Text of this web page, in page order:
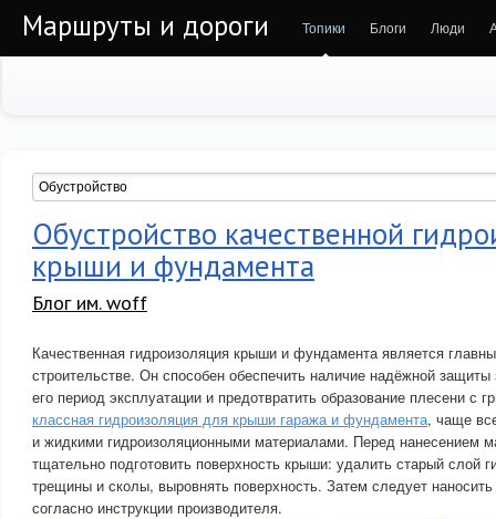
Маршруты и дороги Топики Блоги Люди
Обустройство качественной
крыши и фундамента
Блог им. woff
Качественная гидроизоляция крыши и фундамента является
строительстве. Он способен обеспечить наличие надёжной защиты
его период эксплуатации и предотвратить образование плесени с
классная гидроизоляция для крыши гаража и фундамента, чаще
и жидкими гидроизоляционными материалами. Перед нанесением
тщательно подготовить поверхность крыши: удалить старый слой
трещины и сколы, выровнять поверхность. Затем следует
согласно инструкции производителя.